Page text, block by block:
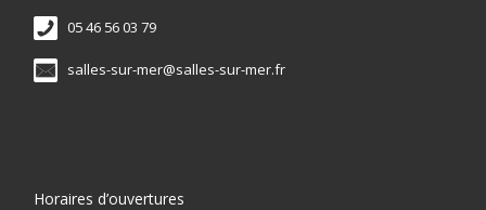
05 46 56 03 79
salles-sur-mer@salles-sur-mer.fr
Horaires d’ouvertures